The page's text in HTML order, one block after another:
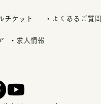
チケット ・よくあるご質問
・求人情報